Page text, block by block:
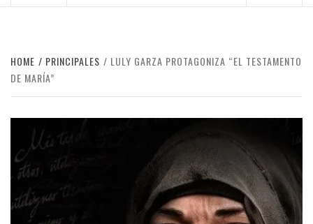
HOME PRINCIPALES
LULY GARZA PROTAGONIZA “EL TESTAMENTO
DE MARÍA”